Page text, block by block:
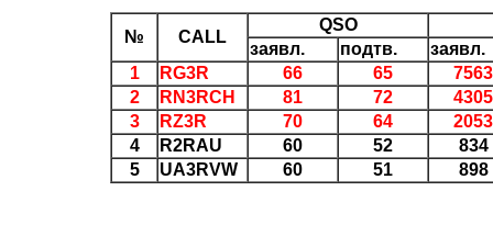
№ CALL
QSO
заявл.
подтв.
заявл.
1
RG3R 66 65
7563
2
RN3RCH 81 72
4305
3
RZ3R 70 64
2053
4
R2RAU 60 52
834
5
UA3RVW 60 51 898